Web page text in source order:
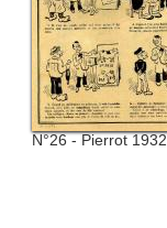
N°26 - Pierrot